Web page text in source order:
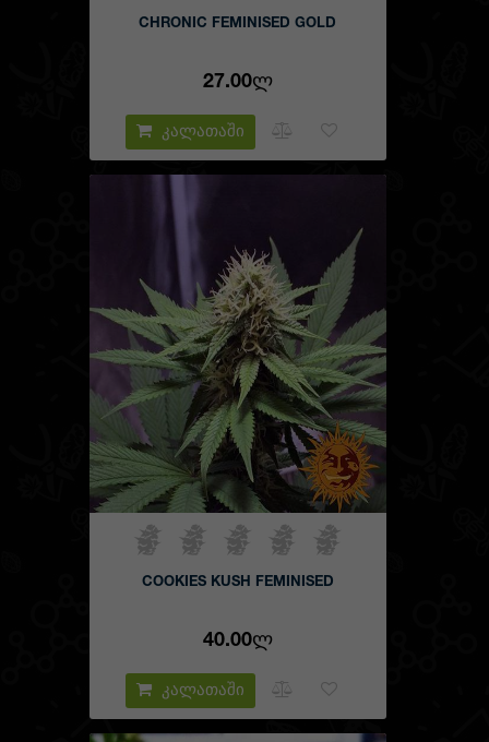
CHRONIC FEMINISED GOLD
27.00Ლ
კალათაში
COOKIES KUSH FEMINISED
40.00Ლ
კალათაში